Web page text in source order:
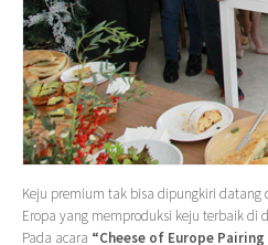
Keju premium tak bisa dipungkiri datang
Eropa yang memproduksi keju terbaik
Pada acara “Cheese of Europe Pairing